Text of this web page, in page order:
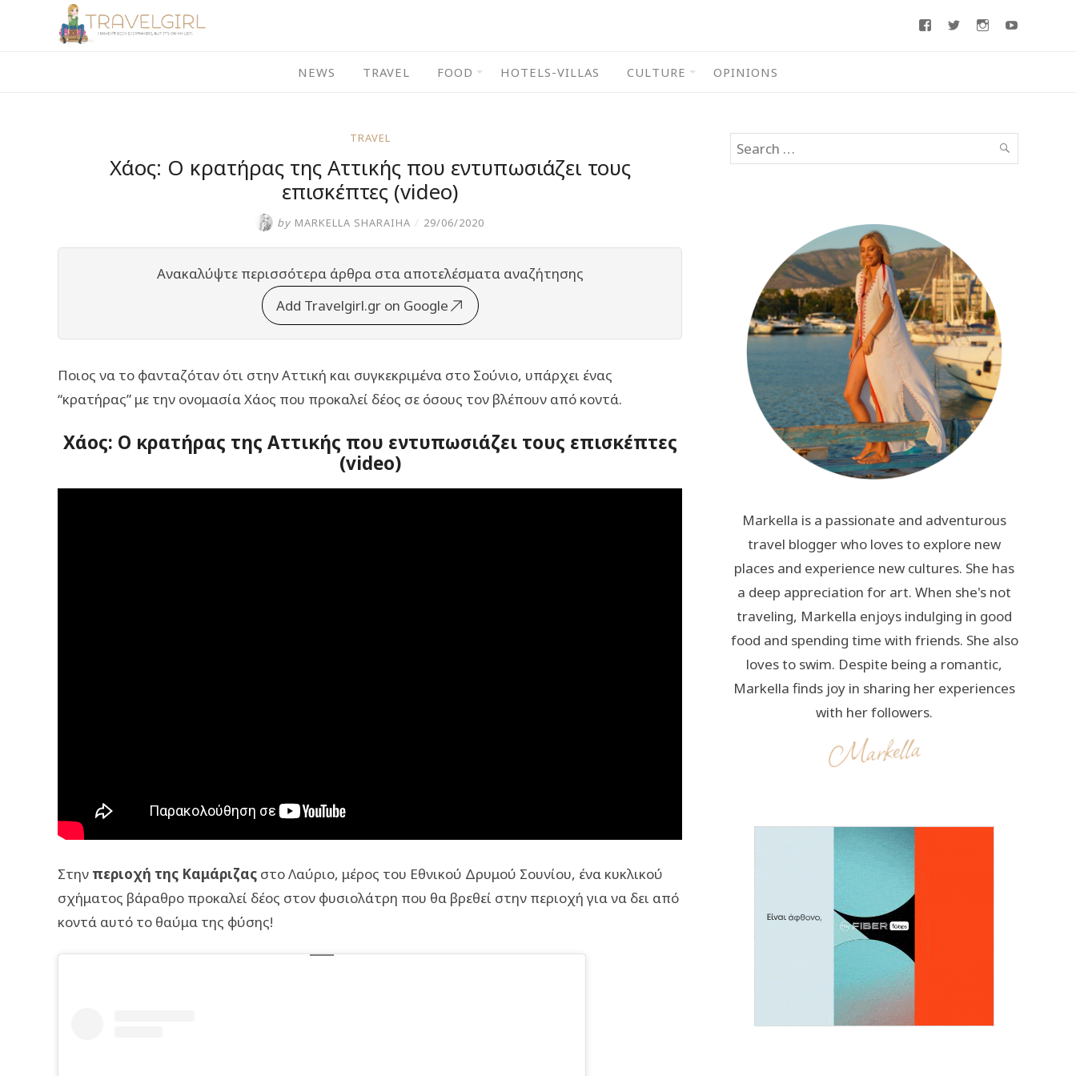
FacebookTwitterInstagram
NEWS TRAVEL FOOD HOTELS-VILLAS CULTURE OPINIONS
TRAVEL
Χάος: Ο κρατήρας της Αττικής που εντυπωσιάζει τους
επισκέπτες (video)
by MARKELLA SHARAIHA / 29/06/2020
Ανακαλύψτε περισσότερα άρθρα στα αποτελέσματα αναζήτησης
Add Travelgirl.gr on Google
Ποιος να το φανταζόταν ότι στην Αττική και συγκεκριμένα στο Σούνιο, υπάρχει ένας
“κρατήρας” με την ονομασία Χάος που προκαλεί δέος σε όσους τον βλέπουν από κοντά.
Χάος: Ο κρατήρας της Αττικής που εντυπωσιάζει τους επισκέπτες
(video)
Στην περιοχή της Καμάριζας στο Λαύριο, μέρος του Εθνικού Δρυμού Σουνίου, ένα κυκλικού
σχήματος βάραθρο προκαλεί δέος στον φυσιολάτρη που θα βρεθεί στην περιοχή για να δει από
κοντά αυτό το θαύμα της φύσης!
Search
for:
SEARCH
Markella is a passionate and adventurous
travel blogger who loves to explore new
places and experience new cultures. She has
a deep appreciation for art. When she's not
traveling, Markella enjoys indulging in good
food and spending time with friends. She also
loves to swim. Despite being a romantic,
Markella finds joy in sharing her experiences
with her followers.